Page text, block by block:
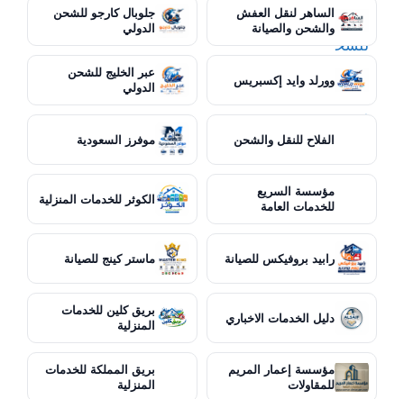
الساهر لنقل العفش
والشحن والصيانة
جلوبال كارجو للشحن
الدولي
وورلد وايد إكسبريس
عبر الخليج للشحن
الدولي
الفلاح للنقل والشحن موفرز السعودية
مؤسسة السريع
للخدمات العامة
الكوثر للخدمات المنزلية
رابيد بروفيكس للصيانة ماستر كينج للصيانة
دليل الخدمات الاخباري
بريق كلين للخدمات
المنزلية
مؤسسة إعمار المريم
للمقاولات
بريق المملكة للخدمات
المنزلية